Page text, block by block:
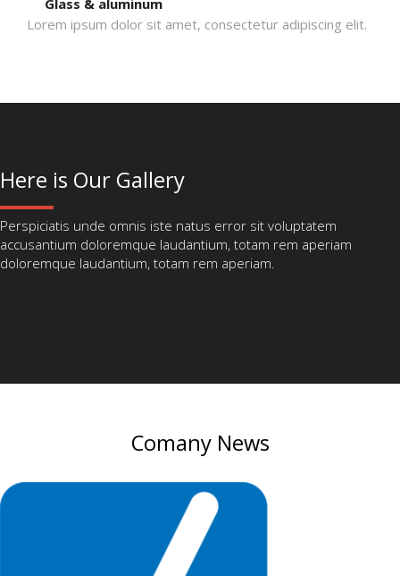
Lorem ipsum dolor sit amet, consectetur adipiscing elit.
Here is Our Gallery
Perspiciatis unde omnis iste natus error sit voluptatem
accusantium doloremque laudantium, totam rem aperiam
doloremque laudantium, totam rem aperiam.
Comany News